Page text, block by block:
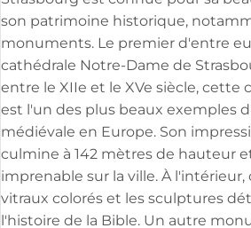
son patrimoine historique,
monuments. Le premier d'entre
cathédrale Notre-Dame de
entre le XIIe et le XVe siècle,
est l'un des plus beaux exemples
médiévale en Europe. Son
culmine à 142 mètres de hauteur
imprenable sur la ville. À
vitraux colorés et les sculptures
l'histoire de la Bible. Un autre